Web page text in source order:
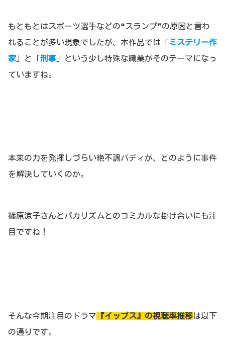
もともとはスポーツ選手などの❝スランプ❞の原因と言わ
れることが多い現象でしたが、本作品では「ミステリー作
家 」と「刑事 」という少し特殊な職業がそのテーマになっ
ていますね。
本来の力を発揮しづらい絶不調バディが、どのように事件
を解決していくのか。
篠原涼子さんとバカリズムとのコミカルな掛け合いにも注
目ですね！
そんな今期注目のドラマ 『イップス』の視聴率推移は以下
の通りです。